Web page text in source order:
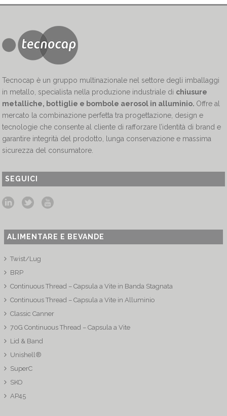
Tecnocap è un gruppo multinazionale nel settore degli imballaggi
in metallo, specialista nella produzione industriale di chiusure
metalliche, bottiglie e bombole aerosol in alluminio. Offre al
mercato la combinazione perfetta tra progettazione, design e
tecnologie che consente al cliente di rafforzare l’identità di brand e
garantire integrità del prodotto, lunga conservazione e massima
sicurezza del consumatore.
SEGUICI
ALIMENTARE E BEVANDE
Twist/Lug
BRP
Continuous Thread – Capsula a Vite in Banda Stagnata
Continuous Thread – Capsula a Vite in Alluminio
Classic Canner
70G Continuous Thread – Capsula a Vite
Lid & Band
Unishell®
SuperC
SKO
AP45